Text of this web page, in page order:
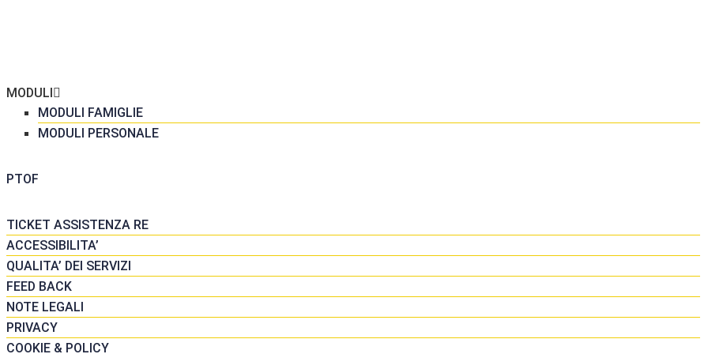
MODULI
MODULI FAMIGLIE
MODULI PERSONALE
PTOF
TICKET ASSISTENZA RE
ACCESSIBILITA’
QUALITA’ DEI SERVIZI
FEED BACK
NOTE LEGALI
PRIVACY
COOKIE & POLICY